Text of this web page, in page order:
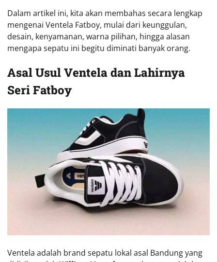
Dalam artikel ini, kita akan membahas secara lengkap
mengenai Ventela Fatboy, mulai dari keunggulan,
desain, kenyamanan, warna pilihan, hingga alasan
mengapa sepatu ini begitu diminati banyak orang.
Asal Usul Ventela dan Lahirnya
Seri Fatboy
Ventela adalah brand sepatu lokal asal Bandung yang